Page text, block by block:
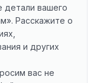
детали вашего
Расскажите о
и других
вас не